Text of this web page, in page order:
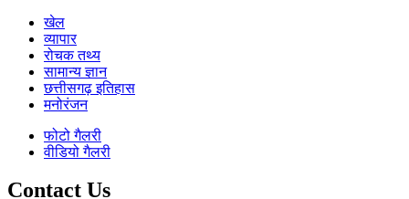
खेल
व्यापार
रोचक तथ्य
सामान्य ज्ञान
छत्तीसगढ़ इतिहास
मनोरंजन
फोटो गैलरी
वीडियो गैलरी
Contact Us